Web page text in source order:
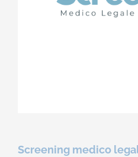
Lavora
Screening medico